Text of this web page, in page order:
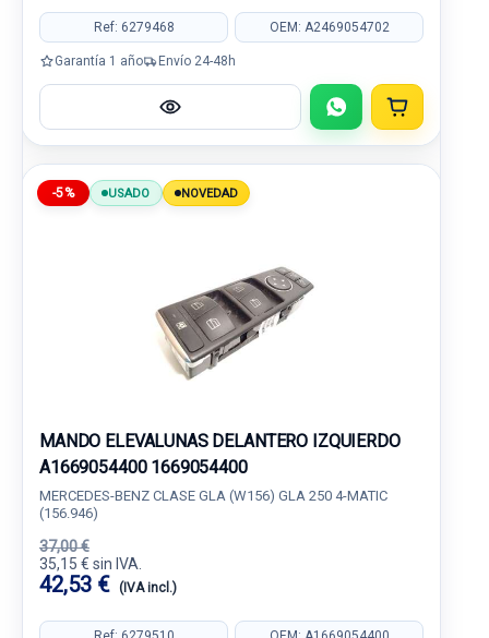
Ref: 6279468 OEM: A2469054702
Garantía 1 año Envío 24-48h
-5% USADO NOVEDAD
MANDO ELEVALUNAS DELANTERO IZQUIERDO
A1669054400 1669054400
MERCEDES-BENZ CLASE GLA (W156) GLA 250 4-MATIC
(156.946)
37,00 €
35,15 € sin IVA.
42,53 € (IVA incl.)